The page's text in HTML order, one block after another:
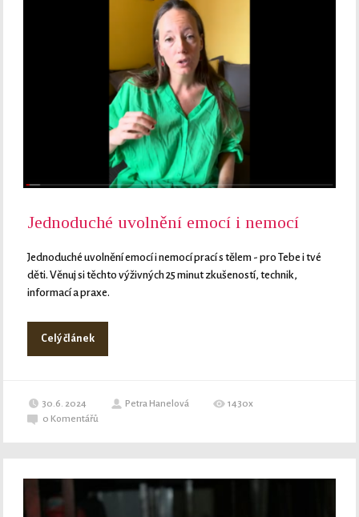
Jednoduché uvolnění emocí i nemocí
Jednoduché uvolnění emocí i nemocí prací s tělem - pro Tebe i tvé
děti. Věnuj si těchto výživných 25 minut zkušeností, technik,
informací a praxe.
Celý článek
30.6. 2024 Petra Hanelová
1430x
0 Komentářů